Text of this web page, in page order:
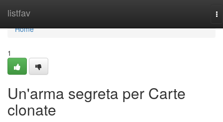
listfav
Home
Home
1
Un'arma segreta per Carte
clonate